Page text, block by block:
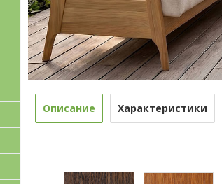
Описание Характеристики